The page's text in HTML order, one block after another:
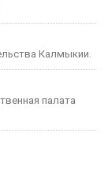
Калмыкии.
палата